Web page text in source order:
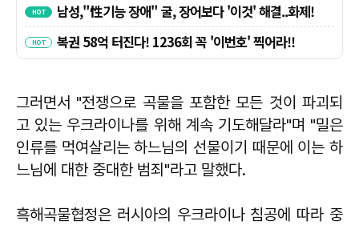
그러면서 "전쟁으로 곡물을 포함한 모든 것이 파괴되
고 있는 우크라이나를 위해 계속 기도해달라"며 "밀은
인류를 먹여살리는 하느님의 선물이기 때문에 이는 하
느님에 대한 중대한 범죄"라고 말했다.
흑해곡물협정은 러시아의 우크라이나 침공에 따라 중